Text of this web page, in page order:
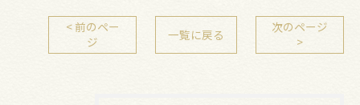
< 前のペー
ジ
一覧に戻る
次のページ
>